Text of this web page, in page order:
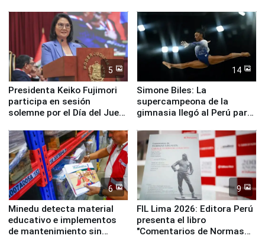
5
Presidenta Keiko Fujimori
participa en sesión
solemne por el Día del Juez
14
Simone Biles: La
supercampeona de la
gimnasia llegó al Perú para
Panamericanos Lima 2027
6
Minedu detecta material
educativo e implementos
de mantenimiento sin
9
FIL Lima 2026: Editora Perú
presenta el libro
"Comentarios de Normas